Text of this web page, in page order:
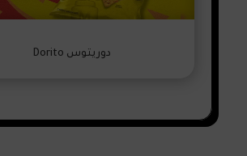
دوريتوس Dorito